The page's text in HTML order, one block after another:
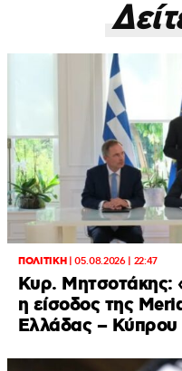
ΠΟΛΙΤΙΚΗ|05.08.2026 | 22:47
Κυρ. Μητσοτάκης:
η είσοδος της
Ελλάδας – Κύπρου